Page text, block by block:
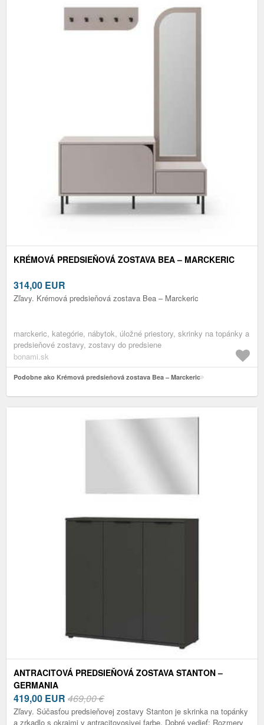
KRÉMOVÁ PREDSIEŇOVÁ ZOSTAVA BEA – MARCKERIC
314,00 EUR
Zľavy. Krémová predsieňová zostava Bea – Marckeric
marckeric, kategórie, nábytok, úložné priestory, skrinky na topánky a
predsieňové zostavy, zostavy do predsiene
bonami.sk
Podobne ako Krémová predsieňová zostava Bea – Marckeric
ANTRACITOVÁ PREDSIEŇOVÁ ZOSTAVA STANTON –
GERMANIA
419,00 EUR 469,00 €
Zľavy. Súčasťou predsieňovej zostavy Stanton je skrinka na topánky
a zrkadlo s okrajmi v antracitovosivej farbe. Dobré vedieť: Rozmery